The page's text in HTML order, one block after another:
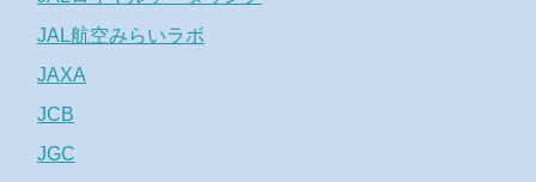
JAL航空みらいラボ
JAXA
JCB
JGC